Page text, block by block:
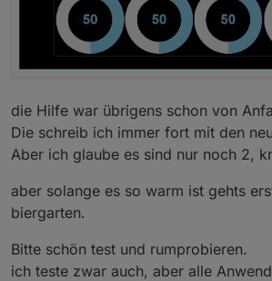
die Hilfe war übrigens schon von
Die schreib ich immer fort mit den
Aber ich glaube es sind nur noch 2,
aber solange es so warm ist gehts
biergarten.
Bitte schön test und rumprobieren.
ich teste zwar auch, aber alle